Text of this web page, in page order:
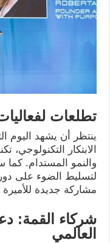
تطلعات
ينتظر أن يشهد اليوم
الابتكار التكنولوجي،
والنمو المستدام.
لتسليط الضوء على
مشاركة جديدة
شركاء القمة:
العالمي